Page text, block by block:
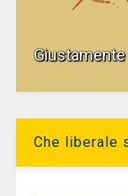
Giustamente
Che liberale